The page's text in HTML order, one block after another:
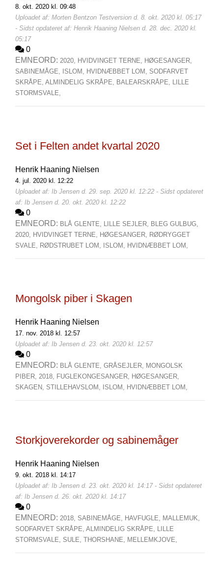
8. okt. 2020 kl. 09:48
Uploadet af: Morten Bentzon Testversion d. 8. okt. 2020 kl. 05:17
- Sidst opdateret af: Henrik Haaning Nielsen d. 28. dec. 2020 kl.
05:17
0
EMNEORD: 2020, HVIDVINGET TERNE, HØGESANGER,
SABINEMÅGE,
ISLOM, HVIDNÆBBET LOM, SODFARVET
SKRÅPE, ALMINDELIG SKRÅPE, BALEARSKRÅPE, LILLE
STORMSVALE,
Set i Felten andet kvartal 2020
Henrik Haaning Nielsen
4. jul. 2020 kl. 12:22
Uploadet af: Ib Jensen d. 29. sep. 2020 kl. 12:22 - Sidst opdateret
af: Ib Jensen d. 20. okt. 2020 kl. 12:22
0
EMNEORD: BLÅ GLENTE, LILLE SEJLER, BLEG GULBUG,
2020, HVIDVINGET TERNE, HØGESANGER, RØDRYGGET
SVALE, RØDSTRUBET LOM, ISLOM, HVIDNÆBBET LOM,
Mongolsk piber i Skagen
Henrik Haaning Nielsen
17. nov. 2018 kl. 12:57
Uploadet af: Ib Jensen d. 23. okt. 2020 kl. 12:57
0
EMNEORD: BLÅ GLENTE, GRÅSEJLER, MONGOLSK
PIBER, 2018, FUGLEKONGESANGER, HØGESANGER,
SKAGEN, STILLEHAVSLOM, ISLOM, HVIDNÆBBET LOM,
Storkjoverekorder og sabinemåger
Henrik Haaning Nielsen
9. okt. 2018 kl. 14:17
Uploadet af: Ib Jensen d. 23. okt. 2020 kl. 14:17 - Sidst opdateret
af: Ib Jensen d. 26. okt. 2020 kl. 14:17
0
EMNEORD: 2018, SABINEMÅGE, HAVFUGLE, MALLEMUK,
SODFARVET SKRÅPE, ALMINDELIG SKRÅPE, LILLE
STORMSVALE, SULE, THORSHANE, MELLEMKJOVE,